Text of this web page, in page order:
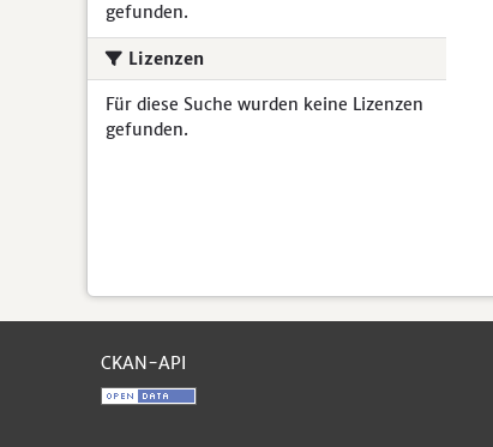
gefunden.
Lizenzen
Für diese Suche wurden keine Lizenzen
gefunden.
CKAN-API